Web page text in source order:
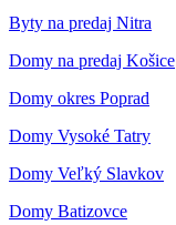
Byty na predaj Nitra
Domy na predaj Košice
Domy okres Poprad
Domy Vysoké Tatry
Domy Veľký Slavkov
Domy Batizovce